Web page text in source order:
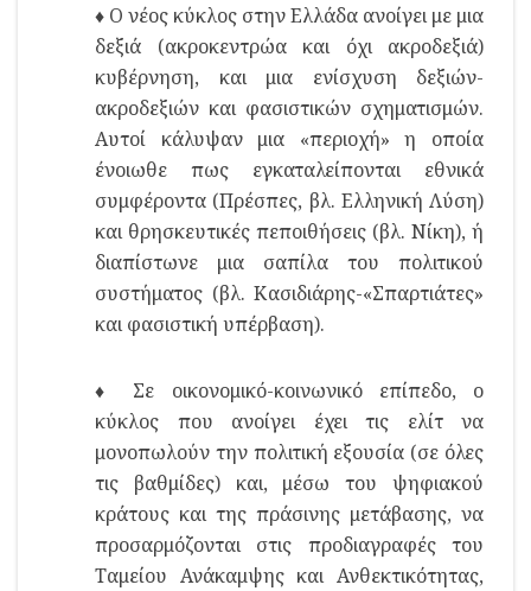
♦ Ο νέος κύκλος στην Ελλάδα ανοίγει με μια
δεξιά (ακροκεντρώα και όχι ακροδεξιά)
κυβέρνηση, και μια ενίσχυση δεξιών-
ακροδεξιών και φασιστικών σχηματισμών.
Αυτοί κάλυψαν μια «περιοχή» η οποία
ένοιωθε πως εγκαταλείπονται εθνικά
συμφέροντα (Πρέσπες, βλ. Ελληνική Λύση)
και θρησκευτικές πεποιθήσεις (βλ. Νίκη), ή
διαπίστωνε μια σαπίλα του πολιτικού
συστήματος (βλ. Κασιδιάρης-«Σπαρτιάτες»
και φασιστική υπέρβαση).
♦ Σε οικονομικό-κοινωνικό επίπεδο, ο
κύκλος που ανοίγει έχει τις ελίτ να
μονοπωλούν την πολιτική εξουσία (σε όλες
τις βαθμίδες) και, μέσω του ψηφιακού
κράτους και της πράσινης μετάβασης, να
προσαρμόζονται στις προδιαγραφές του
Ταμείου Ανάκαμψης και Ανθεκτικότητας,